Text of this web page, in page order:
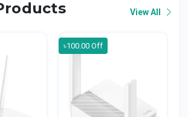
View All
৳100.00 Off